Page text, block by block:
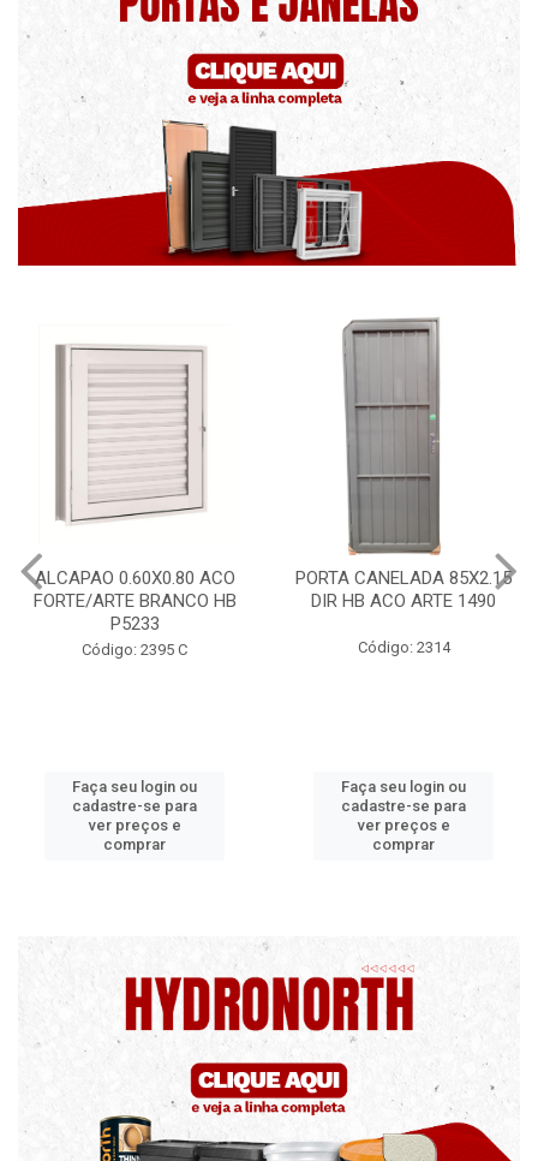
PORTA CANELADA 85X2.15
DIR HB ACO ARTE 1490
Código: 2314
Faça seu login ou
cadastre-se para
ver preços e
comprar
PORTA LAMINADA
DIR POP/MIX HB
Código: 2340
Faça seu login ou
cadastre-se para
ver preços e
comprar